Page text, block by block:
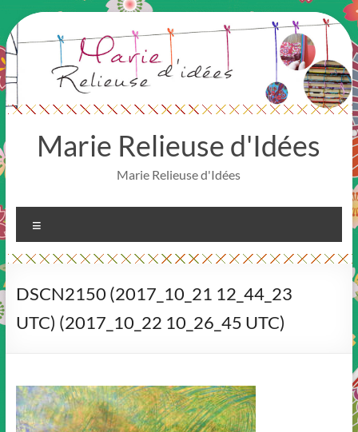
Aller
au
contenu
Marie Relieuse d'Idées
Marie Relieuse d'Idées
DSCN2150 (2017_10_21 12_44_23
UTC) (2017_10_22 10_26_45 UTC)